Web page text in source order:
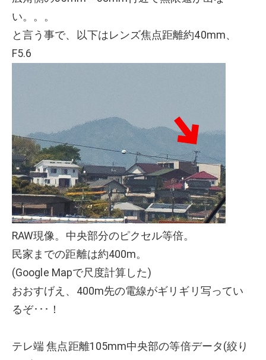
い。。。
と言う事で、以下はレンズ焦点距離約40mm、
F5.6
RAW現像。中央部分のピクセル等倍。
民家までの距離は約400m。
(Google Mapで尺度計算した)
おおすげえ、400m先の電線がギリギリ写ってい
るぞ･･･！
テレ端 焦点距離105mm中央部の等倍データ(絞り